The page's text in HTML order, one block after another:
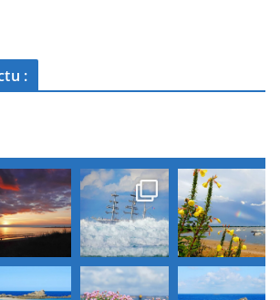
: